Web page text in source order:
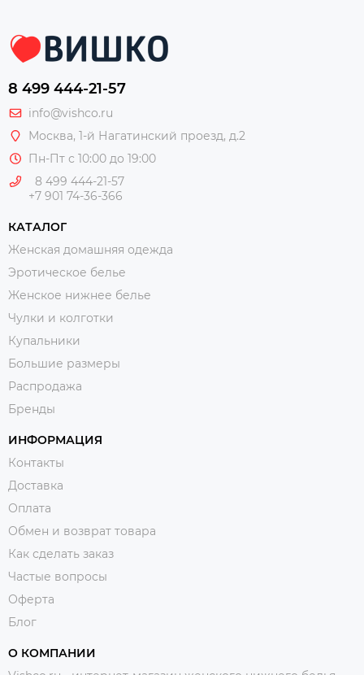
8 499 444-21-57
info@vishco.ru
Москва, 1-й Нагатинский проезд, д.2
Пн-Пт с 10:00 до 19:00
8 499 444-21-57
+7 901 74-36-366
КАТАЛОГ
Женская домашняя одежда
Эротическое белье
Женское нижнее белье
Чулки и колготки
Купальники
Большие размеры
Распродажа
Бренды
ИНФОРМАЦИЯ
Контакты
Доставка
Оплата
Обмен и возврат товара
Как сделать заказ
Частые вопросы
Оферта
Блог
О КОМПАНИИ